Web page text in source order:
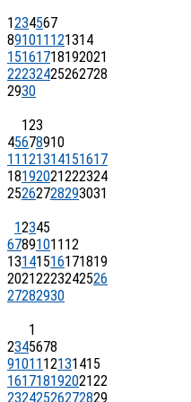
1234567
891011121314
15161718192021
22232425262728
2930
123
45678910
11121314151617
18192021222324
25262728293031
12345
6789101112
13141516171819
20212223242526
27282930
1
2345678
9101112131415
16171819202122
23242526272829